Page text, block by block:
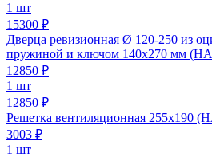
1 шт
15300 ₽
Дверца ревизионная Ø 120-250 из
пружиной и ключом 140х270 мм
12850 ₽
1 шт
12850 ₽
Решетка вентиляционная 255х190
3003 ₽
1 шт